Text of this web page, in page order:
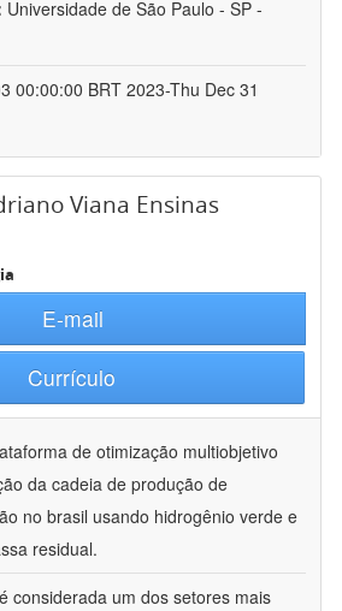
Universidade de São Paulo - SP -
00:00:00 BRT 2023-Thu Dec 31
Viana Ensinas
E-mail
Currículo
de otimização multiobjetivo
da cadeia de produção de
no brasil usando hidrogênio verde e
residual.
considerada um dos setores mais